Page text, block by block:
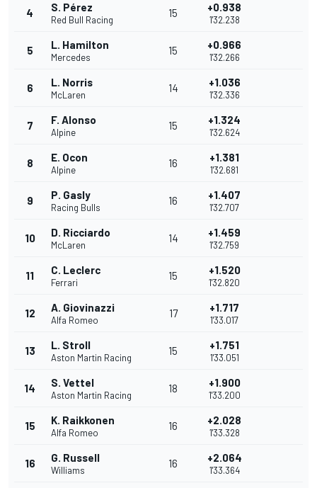
4 S. Pérez
Red Bull Racing
15 +0.938
1'32.238
5 L. Hamilton
Mercedes
15 +0.966
1'32.266
6 L. Norris
McLaren
14 +1.036
1'32.336
7 F. Alonso
Alpine
15 +1.324
1'32.624
8 E. Ocon
Alpine
16 +1.381
1'32.681
9 P. Gasly
Racing Bulls
16 +1.407
1'32.707
10 D. Ricciardo
McLaren
14 +1.459
1'32.759
11 C. Leclerc
Ferrari
15 +1.520
1'32.820
12 A. Giovinazzi
Alfa Romeo
17 +1.717
1'33.017
13 L. Stroll
Aston Martin Racing
15 +1.751
1'33.051
14 S. Vettel
Aston Martin Racing
18 +1.900
1'33.200
15 K. Raikkonen
Alfa Romeo
16 +2.028
1'33.328
16 G. Russell
Williams
16 +2.064
1'33.364